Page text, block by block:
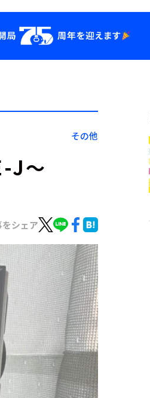
YouTube
その他
J～
シェア